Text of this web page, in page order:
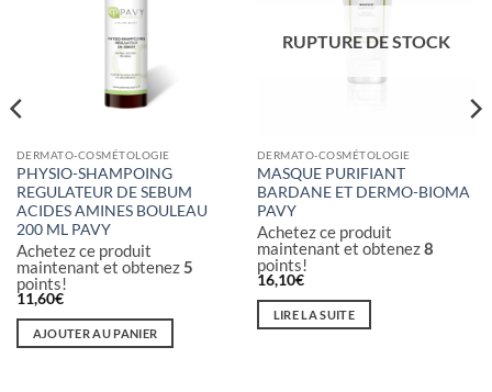
DERMATO-COSMÉTOLOGIE
PHYSIO-SHAMPOING
REGULATEUR DE SEBUM
ACIDES AMINES BOULEAU
200 ML PAVY
Achetez ce produit
maintenant et obtenez5
points!
11,60€
AJOUTER AU PANIER
RUPTURE DE STOCK
DERMATO-COSMÉTOLOGIE
MASQUE PURIFIANT
BARDANE ET DERMO-BIOMA
PAVY
Achetez ce produit
maintenant et obtenez8
points!
16,10€
LIRE LA SUITE